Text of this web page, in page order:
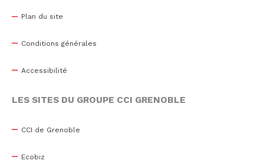
Plan du site
Conditions générales
Accessibilité
LES SITES DU GROUPE CCI GRENOBLE
CCI de Grenoble
Ecobiz